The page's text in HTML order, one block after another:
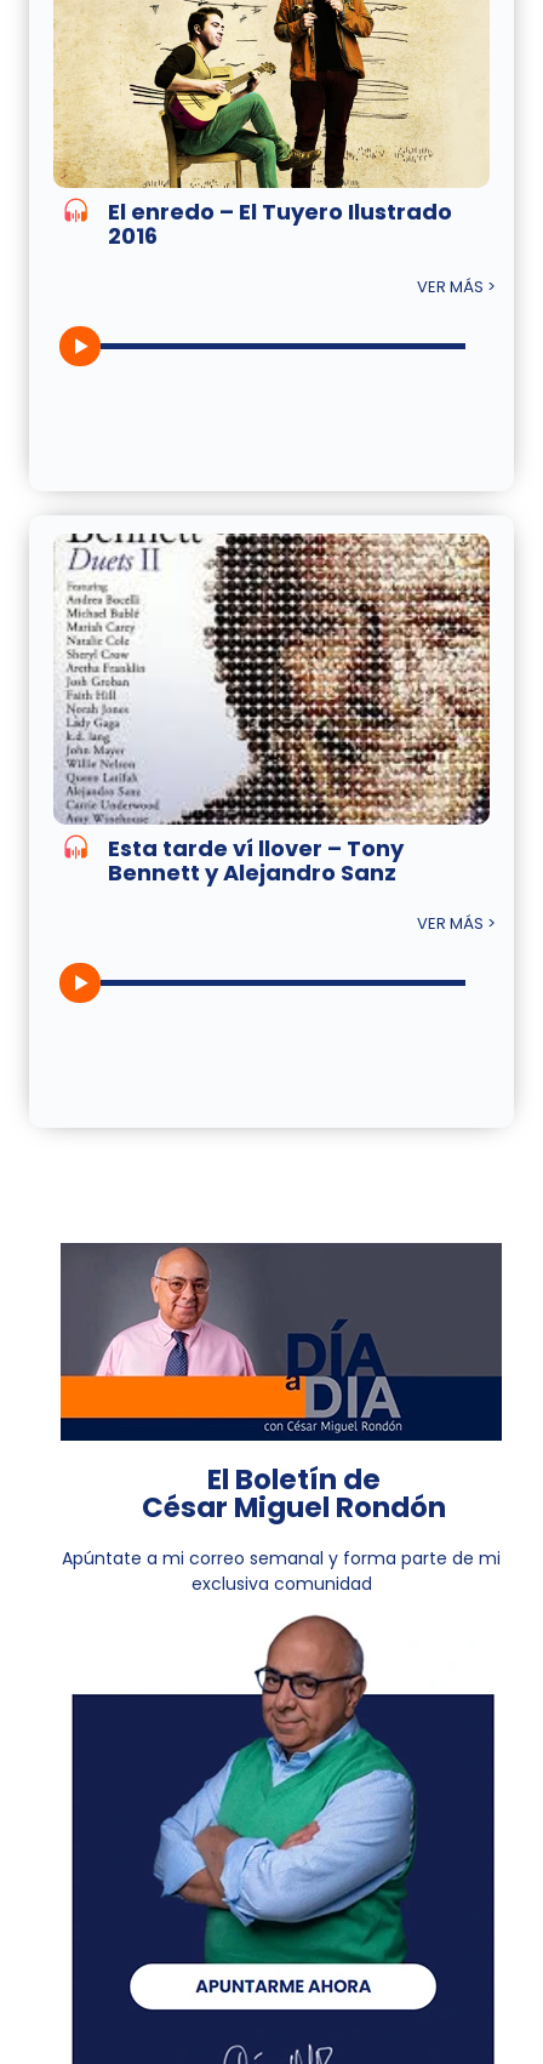
El enredo – El Tuyero Ilustrado
2016
VER MÁS >
Esta tarde ví llover – Tony
Bennett y Alejandro Sanz
VER MÁS >
El Boletín de
César Miguel Rondón
Apúntate a mi correo semanal y forma parte de mi
exclusiva comunidad